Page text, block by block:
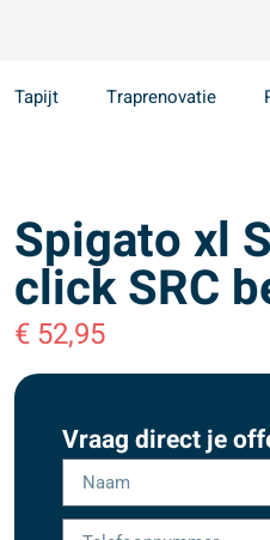
Tapijt Traprenovatie
Spigato xl
click SRC
€ 52,95
Vraag direct je